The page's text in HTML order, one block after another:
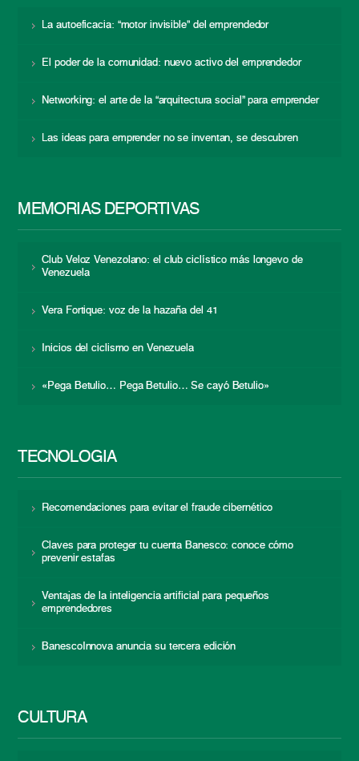
La autoeficacia: “motor invisible” del emprendedor
El poder de la comunidad: nuevo activo del emprendedor
Networking: el arte de la “arquitectura social” para emprender
Las ideas para emprender no se inventan, se descubren
MEMORIAS DEPORTIVAS
Club Veloz Venezolano: el club ciclístico más longevo de
Venezuela
Vera Fortique: voz de la hazaña del 41
Inicios del ciclismo en Venezuela
«Pega Betulio… Pega Betulio… Se cayó Betulio»
TECNOLOGÍA
Recomendaciones para evitar el fraude cibernético
Claves para proteger tu cuenta Banesco: conoce cómo
prevenir estafas
Ventajas de la inteligencia artificial para pequeños
emprendedores
BanescoInnova anuncia su tercera edición
CULTURA